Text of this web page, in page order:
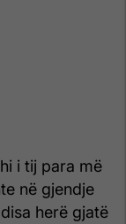
i tij para më
në gjendje
herë gjatë